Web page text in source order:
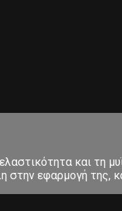
και τη
εφαρμογή της,